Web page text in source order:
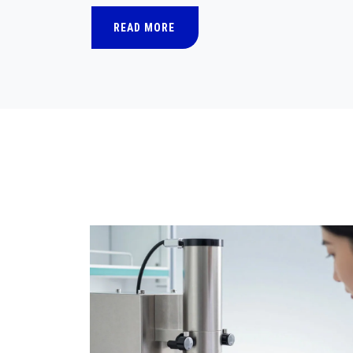
READ MORE